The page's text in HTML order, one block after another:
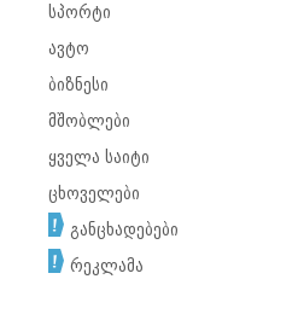
სპორტი
ავტო
ბიზნესი
მშობლები
ყველა საიტი
ცხოველები
განცხადებები
რეკლამა